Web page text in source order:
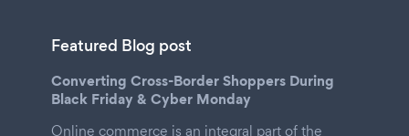
Featured Blog post
Converting Cross-Border Shoppers During
Black Friday & Cyber Monday
Online commerce is an integral part of the